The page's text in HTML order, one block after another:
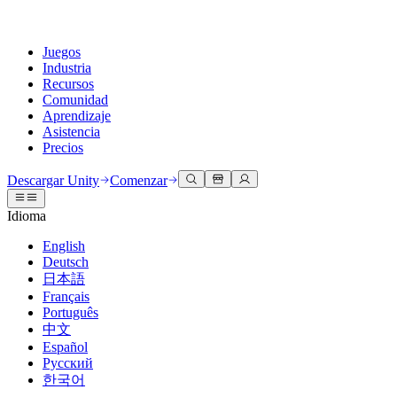
Juegos
Industria
Recursos
Comunidad
Aprendizaje
Asistencia
Precios
Motor de Unity
Crea juegos 2D y 3D para cualquier plataforma
Colaboración
Colabora e itera rápidamente con tu equipo
Descargar Unity
Planes y precios
Implementar
Multiplataforma
Colaboración 3D
Construye y revisa proyectos 3D en tiempo real
Capacitación envolvente
Capacitación en entornos envolventes
Experiencias del cliente
Crea experiencias interactivas en 3D
Industrias
Fabricación
Documentación
Herramientas para desarrolladores
Versiones de lanzamiento y rastreador de problemas
Hoja de ruta
Revisar características próximas
Glosario
Discusiones
Eventos
Eventos globales y locales
Historias de la comunidad
Hecho con Unity
Presentando a los creadores de Unity
Unity Learn
Domina las habilidades de Unity de forma gratuita
Capacitación profesional
Mejora tu equipo con entrenadores de Unity
¿No tienes experiencia con Unity?
Primeros pasos
Pon en marcha tu aprendizaje
Rutas esenciales de Unity
Obtener ayuda
Ayudándote a tener éxito con Unity
Planes de éxito
Alcanza tus metas más rápido con soporte experto
PREGUNTAS FRECUENTES
Respuestas a preguntas comunes
Contáctanos
Conéctate con nuestro equipo
Descargar Unity Comenzar
Idioma
English
Deutsch
日本語
Français
Português
中文
Español
Русский
한국어